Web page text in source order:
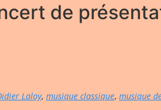
de
Laloy, musique classique, musique